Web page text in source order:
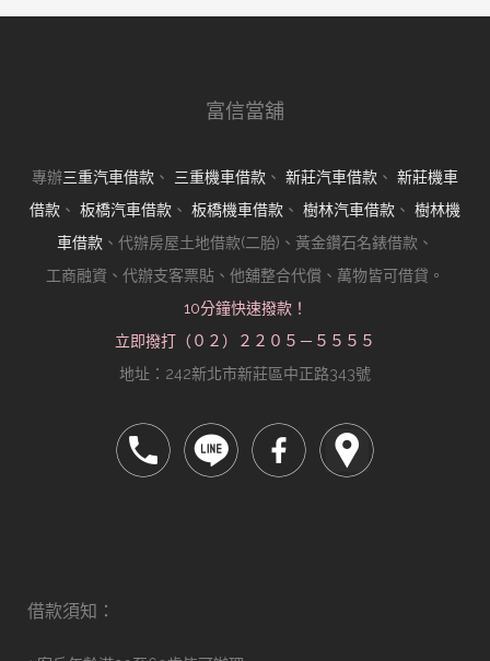
富信當舖
專辦三重汽車借款 、 三重機車借款 、 新莊汽車借款 、 新莊機車
借款 、 板橋汽車借款 、 板橋機車借款 、 樹林汽車借款 、 樹林機
車借款 、代辦房屋土地借款(二胎)、黃金鑽石名錶借款、
工商融資、代辦支客票貼、他舖整合代償、萬物皆可借貸。
10分鐘快速撥款！
立即撥打（０２）２２０５－５５５５
地址：242新北市新莊區中正路343號
借款須知：